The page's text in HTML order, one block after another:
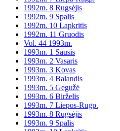
1992m. 8 Rugsėjis
1992m. 9 Spalis
1992m. 10 Lapkritis
1992m. 11 Gruodis
Vol. 44 1993m.
1993m. 1 Sausis
1993m. 2 Vasaris
1993m. 3 Kovas
1993m. 4 Balandis
1993m. 5 Gegužė
1993m. 6 Birželis
1993m. 7 Liepos-Rugp.
1993m. 8 Rugsėjis
1993m. 9 Spalis